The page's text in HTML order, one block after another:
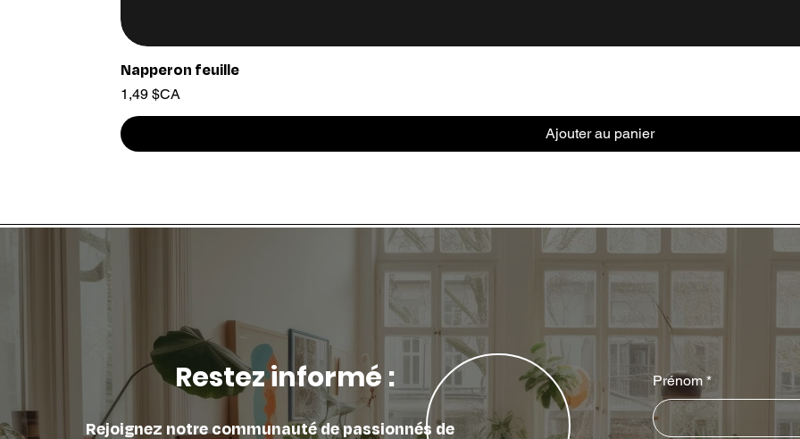
Napperon feuille
Prix
1,49 $CA
Ajouter au panier
Restez informé :
Rejoignez notre communauté de passionnés de
Prénom *